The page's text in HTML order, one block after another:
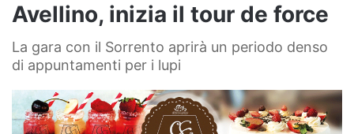
Avellino, inizia il tour de force
La gara con il Sorrento aprirà un periodo denso
di appuntamenti per i lupi